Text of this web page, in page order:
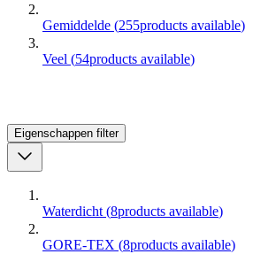
Gemiddelde (255products available)
Veel (54products available)
Eigenschappen filter
Waterdicht (8products available)
GORE-TEX (8products available)